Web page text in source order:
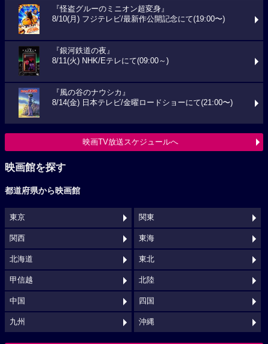
『怪盗グルーのミニオン超変身』
8/10(月) フジテレビ/最新作公開記念にて(19:00〜)
『銀河鉄道の夜』
8/11(火) NHK/Eテレにて(09:00～)
『風の谷のナウシカ』
8/14(金) 日本テレビ/金曜ロードショーにて(21:00〜)
映画TV放送スケジュールへ
映画館を探す
都道府県から映画館
東京 関東
関西 東海
北海道 東北
甲信越 北陸
中国 四国
九州 沖縄